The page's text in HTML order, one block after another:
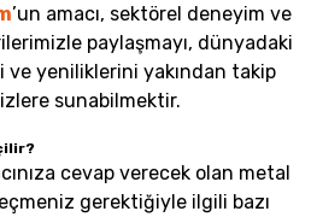
’un amacı, sektörel deneyim ve
paylaşmayı, dünyadaki
yeniliklerini yakından takip
sunabilmektir.
cevap verecek olan metal
gerektiğiyle ilgili bazı